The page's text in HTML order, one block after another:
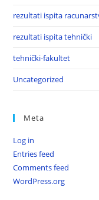
rezultati ispita
rezultati ispita tehnički
tehnički-fakultet
Uncategorized
Meta
Log in
Entries feed
Comments feed
WordPress.org